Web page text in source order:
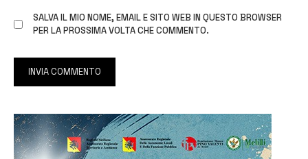
SALVA IL MIO NOME, EMAIL E SITO WEB IN QUESTO BROWSER
PER LA PROSSIMA VOLTA CHE COMMENTO.